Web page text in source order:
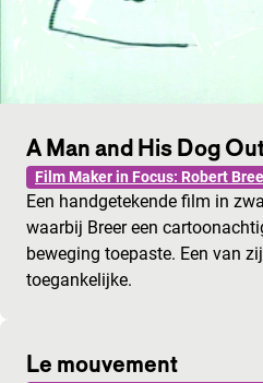
A Man and His Dog
Film Maker in Focus: Robert
Een handgetekende film in
waarbij Breer een
beweging toepaste. Een van
toegankelijke.
Le mouvement